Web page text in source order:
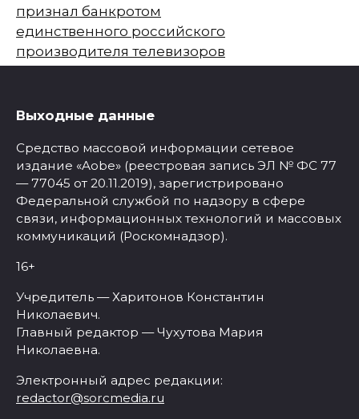
признал банкротом
единственного российского
производителя телевизоров
Выходные данные
Средство массовой информации сетевое
издание «Aobe» (реестровая запись ЭЛ № ФС 77
— 77045 от 20.11.2019), зарегистрировано
Федеральной службой по надзору в сфере
связи, информационных технологий и массовых
коммуникаций (Роскомнадзор).
16+
Учредитель — Харитонов Константин
Николаевич.
Главный редактор — Чухутова Мария
Николаевна.
Электронный адрес редакции:
redactor@sorcmedia.ru